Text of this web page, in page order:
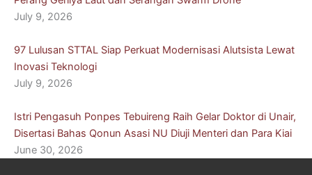
July 9, 2026
97 Lulusan STTAL Siap Perkuat Modernisasi Alutsista Lewat
Inovasi Teknologi
July 9, 2026
Istri Pengasuh Ponpes Tebuireng Raih Gelar Doktor di Unair,
Disertasi Bahas Qonun Asasi NU Diuji Menteri dan Para Kiai
June 30, 2026